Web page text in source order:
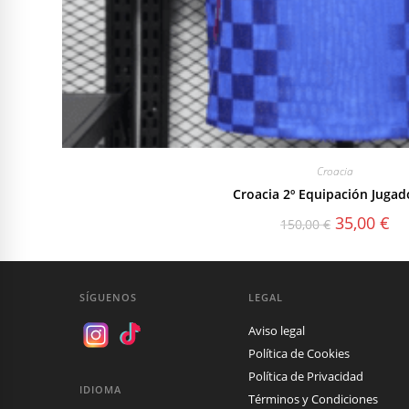
Croacia
Croacia 2º Equipación
150,00€ El
precio
era:
35,00 €
es:
SÍGUENOS
IDIOMA
LEGAL
Aviso legal
Política de Cookies
Política de Privacidad
Términos y Condiciones